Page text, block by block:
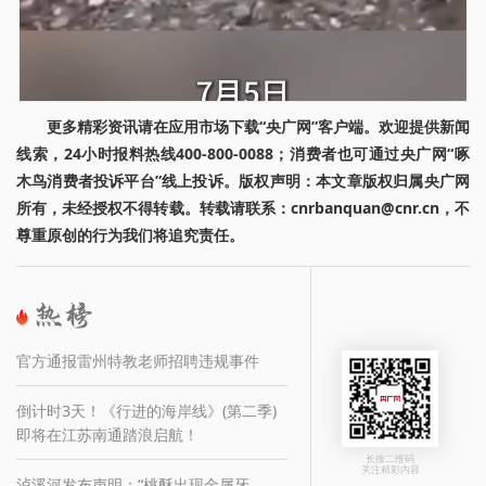
更多精彩资讯请在应用市场下载“央广网”客户端。欢迎提供新闻
线索，24小时报料热线400-800-0088；消费者也可通过央广网“啄
木鸟消费者投诉平台”线上投诉。版权声明：本文章版权归属央广网
所有，未经授权不得转载。转载请联系：cnrbanquan@cnr.cn，不
尊重原创的行为我们将追究责任。
官方通报雷州特教老师招聘违规事件
倒计时3天！《行进的海岸线》(第二季)
即将在江苏南通踏浪启航！
长按二维码
关注精彩内容